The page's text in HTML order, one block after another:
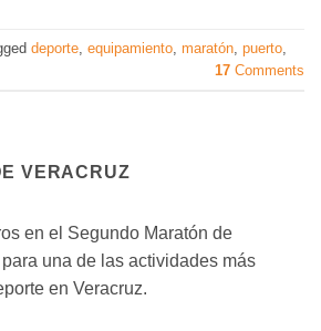
deporte equipamiento maratón puerto
17 Comments
VERACRUZ
en el Segundo Maratón de
una de las actividades más
en Veracruz.